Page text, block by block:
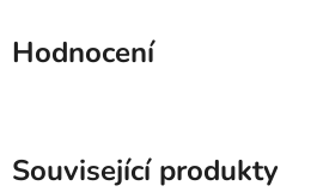
Hodnocení
Související produkty